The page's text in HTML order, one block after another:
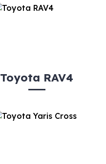
Toyota RAV4